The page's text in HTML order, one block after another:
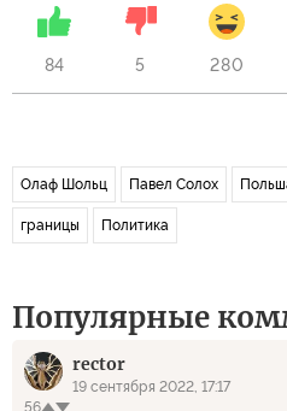
84 5 280
Олаф Шольц Павел Солох
границы Политика
Популярные
rector
19 сентября 2022, 17:17
56